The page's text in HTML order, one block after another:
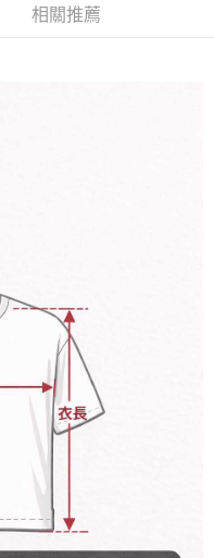
」於每月結算日後寄送繳費提
。
，並由商店將買賣／分期付款
關係目的，商店將以您的個人
哥大進項蒐集、處理及利用，
認、核對及更正。
oppay.tw/userRule
的支付方式。 讓您購物簡單
。
中的連結，可透過四大超商／
為交易完成。
視為有效，需透過AFTEE先享
結帳頁面顯示為準，若有關於
問，請聯繫「AFTEE先享後付
support/home
先享後付」服務完成之交
並將交易相關給付款項請求債
監護人之同意方可使用
之損失，本公司不負相關責
相關推薦